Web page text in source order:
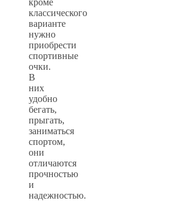
классического
варианте
нужно
приобрести
спортивные
очки.
В
них
удобно
бегать,
прыгать,
заниматься
спортом,
они
отличаются
прочностью
и
надежностью.